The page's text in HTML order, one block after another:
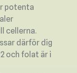
potenta
cellerna.
därför dig
och folat är i